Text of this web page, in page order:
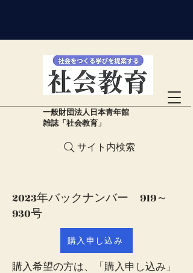
​一般財団法人日本青年館
雑誌「社会教育」
サイト内検索
​2023年バックナンバー 919～
930号
購入申し込み
​購入希望の方は、「購入申し込み」